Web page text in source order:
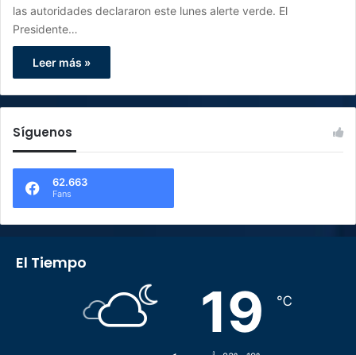
las autoridades declararon este lunes alerte verde. El
Presidente…
Leer más »
Síguenos
62.663
Fans
El Tiempo
19 ℃